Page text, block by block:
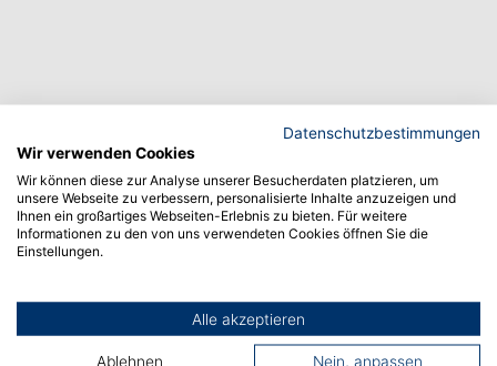
Poststraße 6
Datenschutzbestimmungen
Wir verwenden Cookies
Wir können diese zur Analyse unserer Besucherdaten platzieren, um
unsere Webseite zu verbessern, personalisierte Inhalte anzuzeigen und
Ihnen ein großartiges Webseiten-Erlebnis zu bieten. Für weitere
Informationen zu den von uns verwendeten Cookies öffnen Sie die
Einstellungen.
Alle akzeptieren
Ablehnen Nein, anpassen